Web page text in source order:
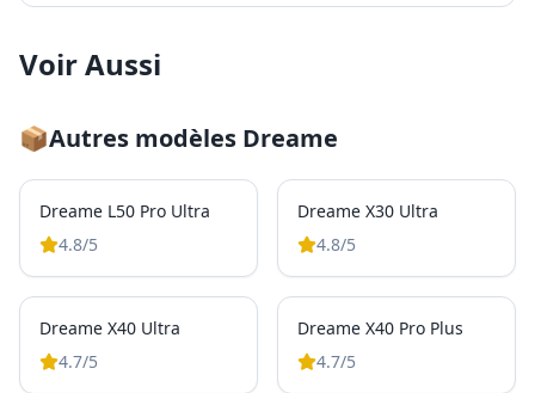
Voir Aussi
📦Autres modèles Dreame
Dreame L50 Pro Ultra
4.8/5
Dreame X30 Ultra
4.8/5
Dreame X40 Ultra
4.7/5
Dreame X40 Pro Plus
4.7/5